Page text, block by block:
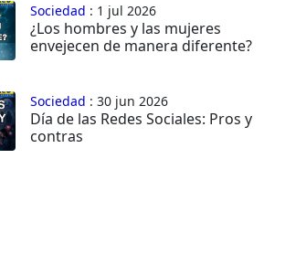
Sociedad : 1 jul 2026
¿Los hombres y las mujeres
envejecen de manera diferente?
Sociedad : 30 jun 2026
Día de las Redes Sociales: Pros y
contras